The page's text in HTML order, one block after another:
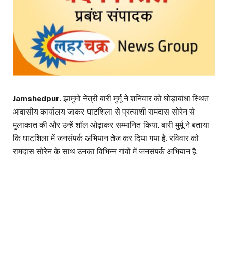
Jamshedpur. झामुमो नेत्री बारी मुर्मू ने शनिवार को घोड़ाबांधा स्थित
आवासीय कार्यालय जाकर घाटशिला से प्रत्याशी रामदास सोरेन से
मुलाकात की और उन्हें शॉल ओढ़ाकर सम्मानित किया. बारी मुर्मू ने बताया
कि घाटशिला में जनसंपर्क अभियान तेज कर दिया गया है. रविवार को
रामदास सोरेन के साथ उनका विभिन्न गांवों में जनसंपर्क अभियान है.